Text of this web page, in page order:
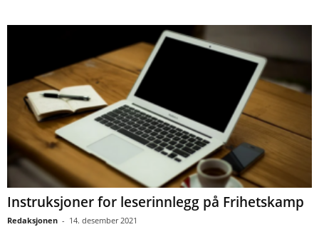
Instruksjoner for leserinnlegg på Frihetskamp
Redaksjonen - 14. desember 2021